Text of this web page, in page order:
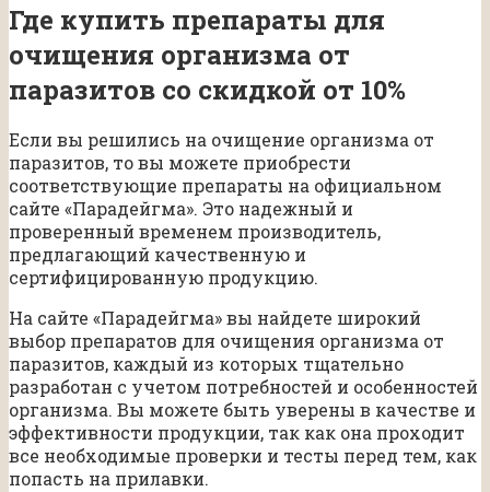
Где купить препараты для
очищения организма от
паразитов со скидкой от 10%
Если вы решились на очищение организма от
паразитов, то вы можете приобрести
соответствующие препараты на официальном
сайте «Парадейгма». Это надежный и
проверенный временем производитель,
предлагающий качественную и
сертифицированную продукцию.
На сайте «Парадейгма» вы найдете широкий
выбор препаратов для очищения организма от
паразитов, каждый из которых тщательно
разработан с учетом потребностей и особенностей
организма. Вы можете быть уверены в качестве и
эффективности продукции, так как она проходит
все необходимые проверки и тесты перед тем, как
попасть на прилавки.